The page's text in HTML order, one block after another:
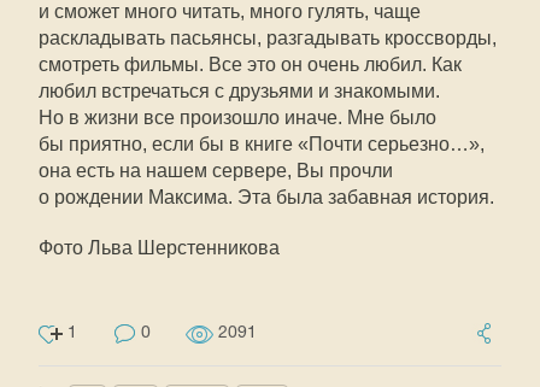
и сможет много читать, много гулять, чаще
раскладывать пасьянсы, разгадывать кроссворды,
смотреть фильмы. Все это он очень любил. Как
любил встречаться с друзьями и знакомыми.
Но в жизни все произошло иначе. Мне было
бы приятно, если бы в книге «Почти серьезно…»,
она есть на нашем сервере, Вы прочли
о рождении Максима. Эта была забавная история.
Фото Льва Шерстенникова
1 0 2091